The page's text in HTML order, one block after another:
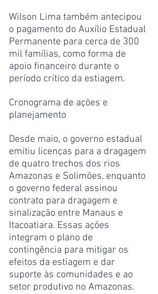
Wilson Lima também antecipou
o pagamento do Auxílio Estadual
Permanente para cerca de 300
mil famílias, como forma de
apoio financeiro durante o
período crítico da estiagem.
Cronograma de ações e
planejamento
Desde maio, o governo estadual
emitiu licenças para a dragagem
de quatro trechos dos rios
Amazonas e Solimões, enquanto
o governo federal assinou
contrato para dragagem e
sinalização entre Manaus e
Itacoatiara. Essas ações
integram o plano de
contingência para mitigar os
efeitos da estiagem e dar
suporte às comunidades e ao
setor produtivo no Amazonas.